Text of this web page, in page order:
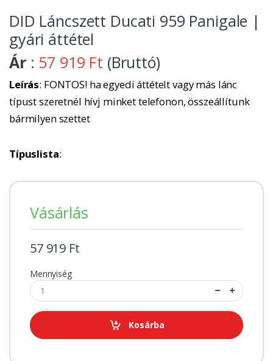
DID Láncszett Ducati 959 Panigale |
gyári áttétel
Ár : 57 919 Ft (Bruttó)
Leírás: FONTOS! ha egyedi áttételt vagy más lánc
típust szeretnél hívj minket telefonon, összeállítunk
bármilyen szettet
Típuslista:
Vásárlás
57 919 Ft
Mennyiség
Kosárba